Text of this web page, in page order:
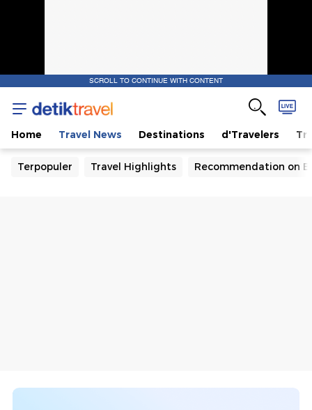
SCROLL TO CONTINUE WITH CONTENT
Home Travel News Destinations d'Travelers
Terpopuler Travel Highlights Recommendation on